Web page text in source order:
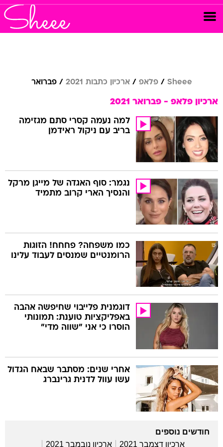
Sheee פלאפ ארכיון כתבות 2021 פברואר
ארכיון פלאפ - פברואר 2021
למה נעמה קסרי סתם מגזימה
בריב עם ניקול ראידמן
נגמר: סוף האגדה של מייגן מרקל
והנסיך הארי קרוב מתמיד
כמו משפחה? פחחח! הזוגות
הרומנטיים שמנסים לעבוד עלינו
דוגמנית פלייבוי שחיפשה אהבה
באפליקציות טוענת: תמונותי
הוסרו כי אני "שווה מדי"
אחרי שנים: מסתבר שבאח הגדול
עשו עוול לדנית גרינברג
חודשים נוספים
ארכיון דצמבר 2021
ארכיון נובמבר 2021